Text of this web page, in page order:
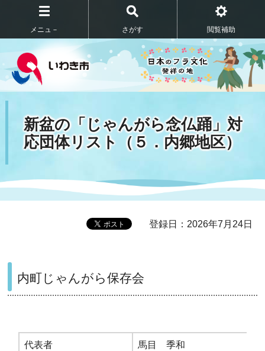
メニュ－ さがす 閲覧補助
新盆の「じゃんがら念仏踊」対
応団体リスト（５．内郷地区）
登録日：2026年7月24日
内町じゃんがら保存会
代表者 馬目 季和